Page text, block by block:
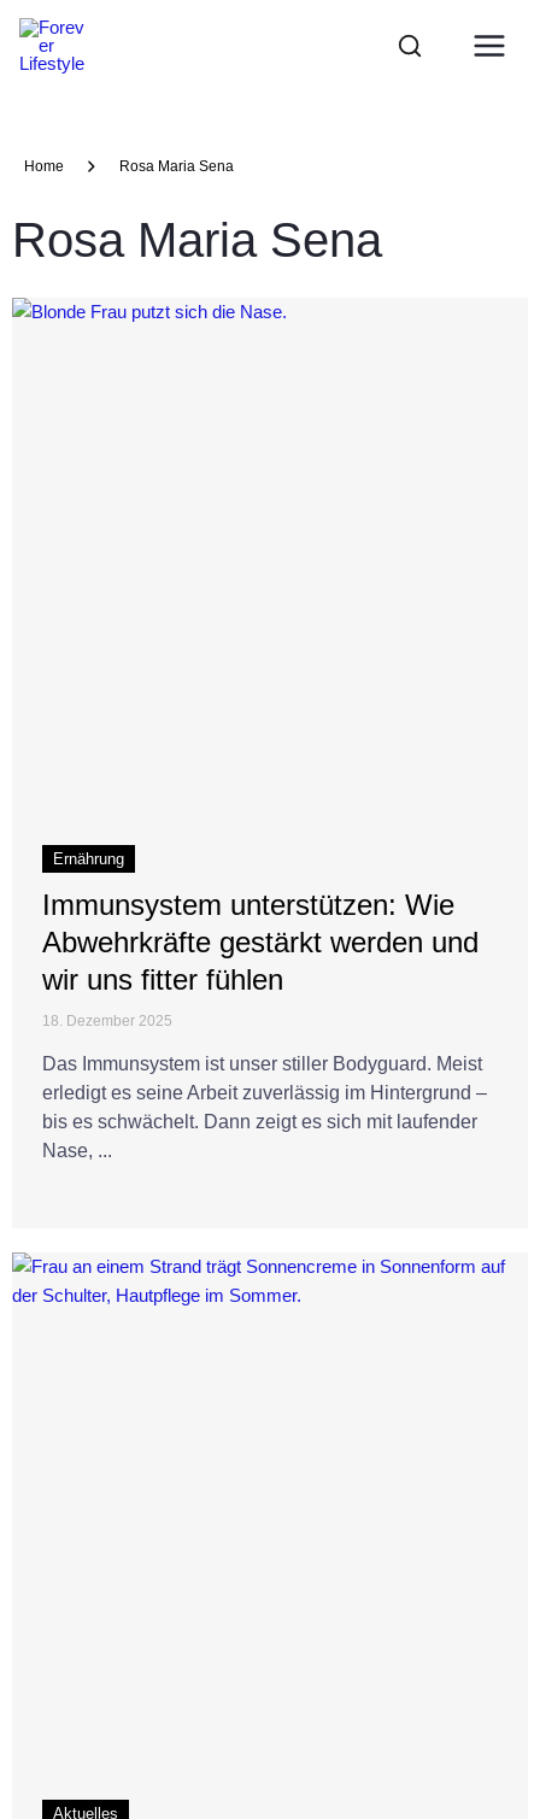
Inhalt
springen
Home Rosa Maria Sena
Rosa Maria Sena
Ernährung
Immunsystem unterstützen: Wie
Abwehrkräfte gestärkt werden und
wir uns fitter fühlen
18. Dezember 2025
Das Immunsystem ist unser stiller Bodyguard. Meist
erledigt es seine Arbeit zuverlässig im Hintergrund –
bis es schwächelt. Dann zeigt es sich mit laufender
Nase, ...
Aktuelles